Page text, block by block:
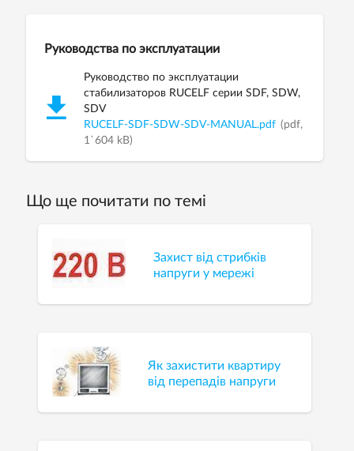
Руководства по эксплуатации
Руководство по эксплуатации
стабилизаторов RUCELF серии SDF, SDW,
SDV
RUCELF-SDF-SDW-SDV-MANUAL.pdf (pdf,
1`604 kB)
Що ще почитати по темі
Захист від стрибків
напруги у мережі
Як захистити квартиру
від перепадів напруги